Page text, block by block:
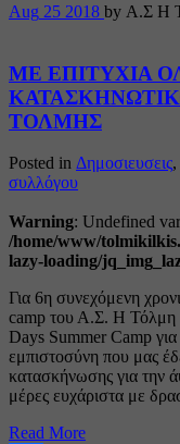
Aug 25 2018 by Α.Σ Η
ΜΕ ΕΠΙΤΥΧΙΑ
ΤΟΛΜΗΣ
Posted in Δημοσιευσεις,
συλλόγου
Warning: Undefined
/home/www/
lazy-loading/
Για 6η συνεχόμενη
camp του Α.Σ. Η Τόλμη
Days Summer Camp για
εμπιστοσύνη που μας
κατασκήνωσης για την
μέρες ευχάριστα με
Read More